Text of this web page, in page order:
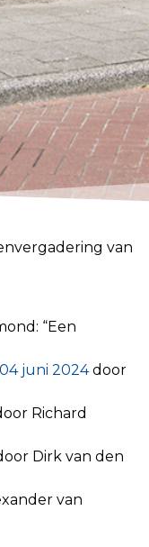
van
“Een
juni 2024door
Richard
Dirk van den
van